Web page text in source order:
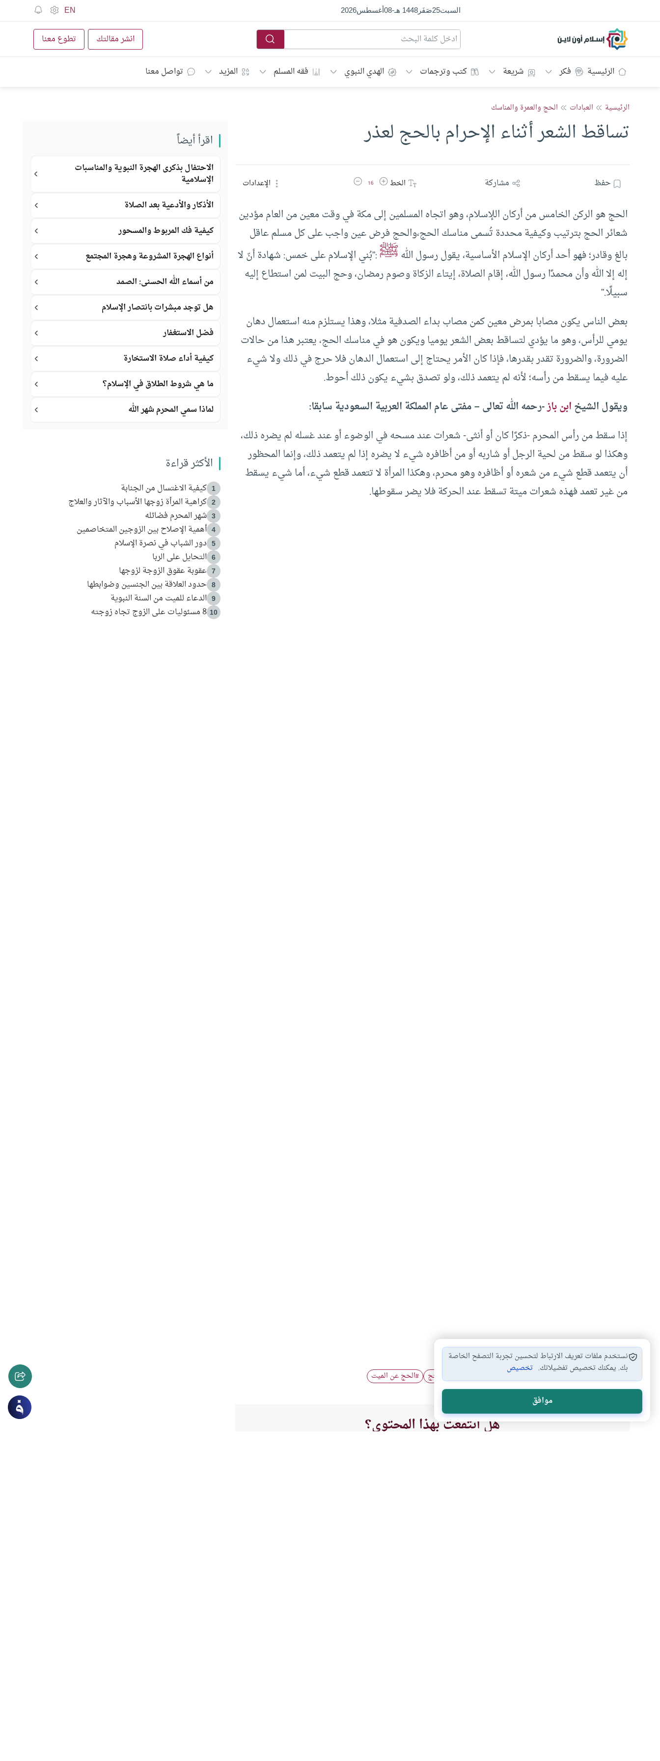
السبت25صَفَر1448 هـ -
08أغسطس2026
EN
إسلام أون لاين انشر مقالتك تطوع معنا
الرئيسية فكر شريعة كتب وترجمات الهدي النبوي فقه المسلم المزيد تواصل معنا
الرئيسية العبادات الحج والعمرة والمناسك
تساقط الشعر أثناء الإحرام بالحج لعذر
حفظ مشاركة الخطزيادة حجم الخط
16 تقليل حجم الخط الإعدادات
الحج هو الركن الخامس من أركان اللإسلام، وهو اتجاه المسلمين إلى مكة في وقت معين من العام مؤدين
شعائر الحج بترتيب وكيفية محددة تُسمى مناسك الحج،والحج فرض عين واجب على كل مسلم عاقل
بالغ وقادر؛ فهو أحد أركان الإسلام الأساسية، يقول رسول اللهﷺ:”بُني الإسلام على خمس: شهادة أنّ لا
إله إلا الله وأن محمدًا رسول الله، إقام الصلاة، إيتاء الزكاة وصوم رمضان، وحج البيت لمن استطاع إليه
سبيلًا.”
بعض الناس يكون مصابا بمرض معين كمن مصاب بداء الصدفية مثلا، وهذا يستلزم منه استعمال دهان
يومي للرأس، وهو ما يؤدي لتساقط بعض الشعر يوميا ويكون هو في مناسك الحج، يعتبر هذا من حالات
الضرورة، والضرورة تقدر بقدرها، فإذا كان الأمر يحتاج إلى استعمال الدهان فلا حرج في ذلك ولا شيء
عليه فيما يسقط من رأسه؛ لأنه لم يتعمد ذلك، ولو تصدق بشيء يكون ذلك أحوط.
ويقول الشيخابن باز-رحمه الله تعالى – مفتى عام المملكة العربية السعودية سابقا:
إذا سقط من رأس المحرم -ذكرًا كان أو أنثى- شعرات عند مسحه في الوضوء أو عند غسله لم يضره ذلك،
وهكذا لو سقط من لحية الرجل أو شاربه أو من أظافره شيء لا يضره إذا لم يتعمد ذلك، وإنما المحظور
أن يتعمد قطع شيء من شعره أو أظافره وهو محرم، وهكذا المرأة لا تتعمد قطع شيء، أما شيء يسقط
من غير تعمد فهذه شعرات ميتة تسقط عند الحركة فلا يضر سقوطها.
محظورات الحج أحكام الحج #الحج عن الميت
هل انتفعت بهذا المحتوى؟
اقرأ أيضاً
الاحتفال بذكرى الهجرة النبوية والمناسبات
الإسلامية
الأذكار والأدعية بعد الصلاة
كيفية فك المربوط والمسحور
أنواع الهجرة المشروعة وهجرة المجتمع
من أسماء الله الحسنى: الصمد
هل توجد مبشرات بانتصار الإسلام
فضل الاستغفار
كيفية أداء صلاة الاستخارة
ما هي شروط الطلاق في الإسلام؟
لماذا سمي المحرم شهر الله
الأكثر قراءة
1 كيفية الاغتسال من الجنابة
2 كراهية المرأة زوجها الأسباب والآثار والعلاج
3 شهر المحرم فضائله
4 أهمية الإصلاح بين الزوجين المتخاصمين
5 دور الشباب في نصرة الإسلام
6 التحايل على الربا
7 عقوبة عقوق الزوجة لزوجها
8 حدود العلاقة بين الجنسين وضوابطها
9 الدعاء للميت من السنة النبوية
10 8 مسئوليات على الزوج تجاه زوجته
نستخدم ملفات تعريف الارتباط لتحسين تجربة التصفح الخاصة
بك. يمكنك تخصيص تفضيلاتك. تخصيص
موافق